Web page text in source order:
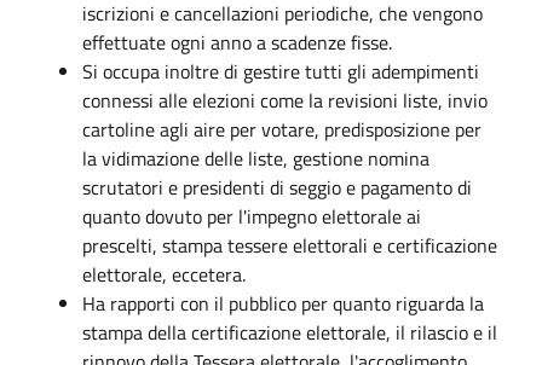
iscrizioni e cancellazioni periodiche, che vengono
effettuate ogni anno a scadenze fisse.
Si occupa inoltre di gestire tutti gli adempimenti
connessi alle elezioni come la revisioni liste, invio
cartoline agli aire per votare, predisposizione per
la vidimazione delle liste, gestione nomina
scrutatori e presidenti di seggio e pagamento di
quanto dovuto per l'impegno elettorale ai
prescelti, stampa tessere elettorali e certificazione
elettorale, eccetera.
Ha rapporti con il pubblico per quanto riguarda la
stampa della certificazione elettorale, il rilascio e il